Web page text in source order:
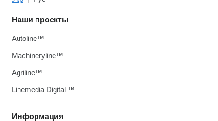
Информация
Наши проекты
Autoline™
Machineryline™
Agriline™
Linemedia Digital ™